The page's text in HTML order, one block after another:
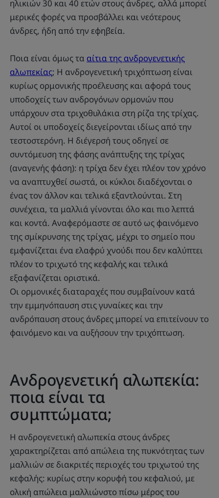
ηλικιών 30 και 40 ετών στους άνδρες, αλλά μπορεί
μερικές φορές να προσβάλλει και νεότερους
άνδρες, ήδη από την εφηβεία.
Ποια είναι όμως τα αίτια της ανδρογενετικής
αλωπεκίας; Η ανδρογενετική τριχόπτωση είναι
κυρίως ορμονικής προέλευσης και αφορά τους
υποδοχείς των ανδρογόνων ορμονών που
υπάρχουν στα τριχοθυλάκια στη ρίζα της τρίχας.
Αυτοί οι υποδοχείς διεγείρονται ιδίως από την
τεστοστερόνη. Η διέγερσή τους οδηγεί σε
συντόμευση της φάσης ανάπτυξης της τρίχας
(αναγενής φάση): η τρίχα δεν έχει πλέον τον χρόνο
να αναπτυχθεί σωστά, οι κύκλοι διαδέχονται ο
ένας τον άλλον και τελικά εξαντλούνται. Στη
συνέχεια, τα μαλλιά γίνονται όλο και πιο λεπτά
και κοντά. Αναφερόμαστε σε αυτό ως φαινόμενο
της σμίκρυνσης της τρίχας, μέχρι το σημείο που
εμφανίζεται ένα ελαφρύ χνούδι που δεν καλύπτει
πλέον το τριχωτό της κεφαλής και τελικά
εξαφανίζεται οριστικά.
Οι ορμονικές διαταραχές που συμβαίνουν κατά
την εμμηνόπαυση στις γυναίκες και την
ανδρόπαυση στους άνδρες μπορεί να επιτείνουν το
φαινόμενο και να αυξήσουν την τριχόπτωση.
Ανδρογενετική αλωπεκία:
ποια είναι τα
συμπτώματα;
Η ανδρογενετική αλωπεκία στους άνδρες
χαρακτηρίζεται από απώλεια της πυκνότητας των
μαλλιών σε διακριτές περιοχές του τριχωτού της
κεφαλής: κυρίως στην κορυφή του κεφαλιού, με
ολική απώλεια μαλλιώνστο πίσω μέρος του